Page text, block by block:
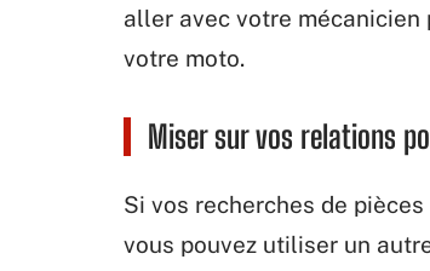
aller avec votre mécanicien
votre moto.
Miser sur vos relations
Si vos recherches de
vous pouvez utiliser un